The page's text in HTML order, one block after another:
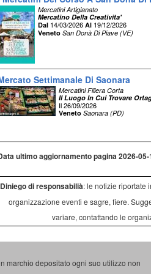
Mercatini Artigianato
Mercatino Della Creativita'
Dal 14/03/2026 Al 19/12/2026
Veneto San Donà Di Piave (VE)
Settimanale Di Saonara
Mercatini Filiera Corta
Il Luogo In Cui Trovare
Il 26/09/2026
Veneto Saonara (PD)
ultimo aggiornamento pagina 2026-
Diniego di responsabilià: le notizie riportate
organizzazione eventi e sagre, fiere.
variare, contattando le
marchio depositato ogni suo utilizzo non